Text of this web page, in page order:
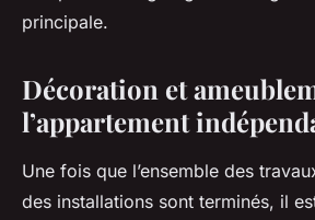
principale.
Décoration et
l’appartement
Une fois que l’ensemble des
des installations sont terminés, il